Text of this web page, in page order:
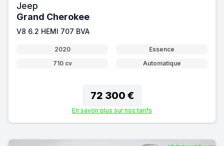
Jeep
Grand Cherokee
V8 6.2 HEMI 707 BVA
2020
Essence
710 cv
Automatique
72 300 €
En savoir plus sur nos tarifs